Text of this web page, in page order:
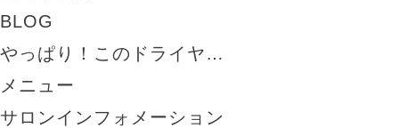
BLOG
やっぱり！このドライヤ…
メニュー
サロンインフォメーション